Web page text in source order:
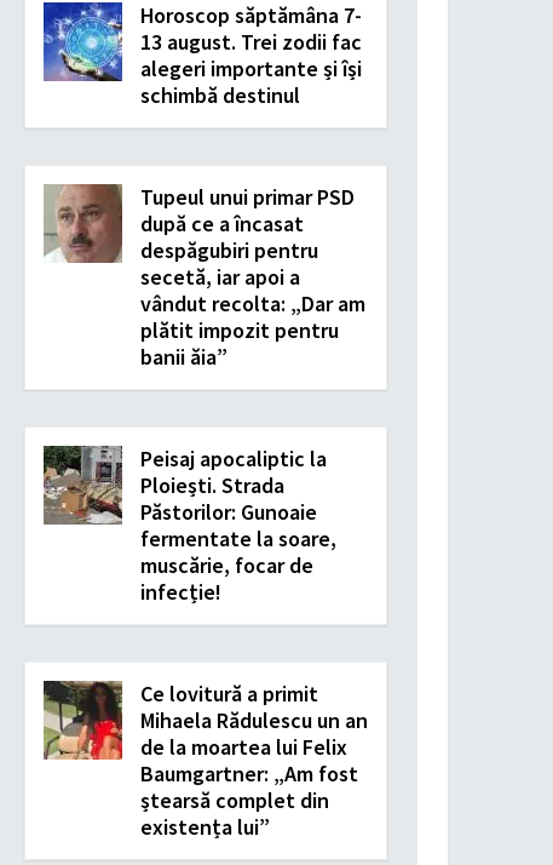
Horoscop săptămâna 7-
13 august. Trei zodii fac
alegeri importante și își
schimbă destinul
Tupeul unui primar PSD
după ce a încasat
despăgubiri pentru
secetă, iar apoi a
vândut recolta: „Dar am
plătit impozit pentru
banii ăia”
Peisaj apocaliptic la
Ploiești. Strada
Păstorilor: Gunoaie
fermentate la soare,
muscărie, focar de
infecție!
Ce lovitură a primit
Mihaela Rădulescu un an
de la moartea lui Felix
Baumgartner: „Am fost
ștearsă complet din
existența lui”